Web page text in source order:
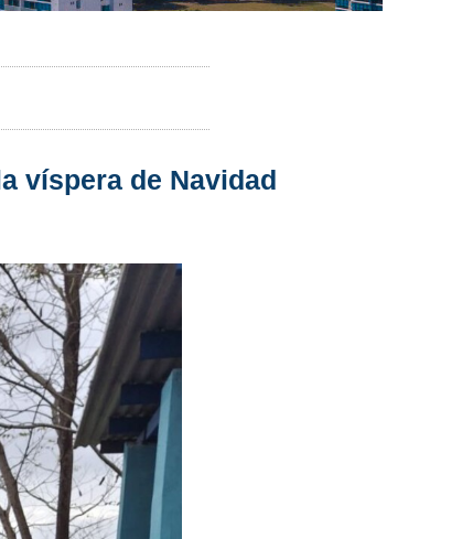
víspera de Navidad